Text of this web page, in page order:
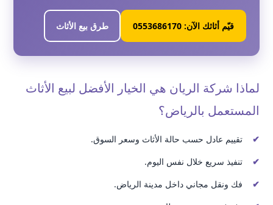
قيّم أثاثك الآن: 0553686170 طرق بيع الأثاث
لماذا شركة الريان هي الخيار الأفضل لبيع الأثاث
المستعمل بالرياض؟
تقييم عادل حسب حالة الأثاث وسعر السوق.
تنفيذ سريع خلال نفس اليوم.
فك ونقل مجاني داخل مدينة الرياض.